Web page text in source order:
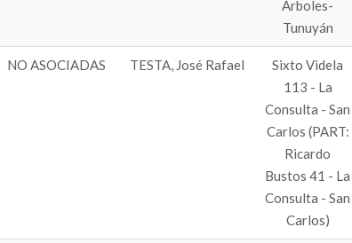
Árboles-
Tunuyán
NO ASOCIADAS TESTA, José Rafael
Sixto Videla
113 - La
Consulta - San
Carlos (PART:
Ricardo
Bustos 41 - La
Consulta - San
Carlos)